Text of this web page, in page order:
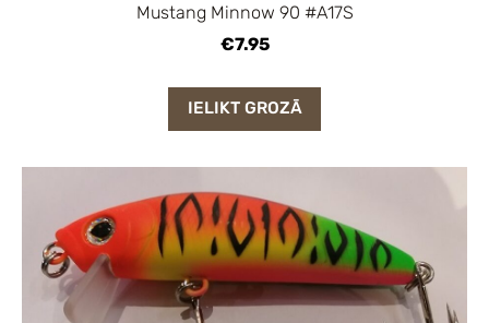
Mustang Minnow 90 #A17S
€7.95
IELIKT GROZĀ